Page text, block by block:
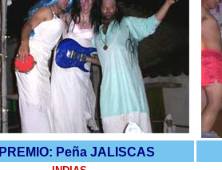
PREMIO: Peña JALISCAS